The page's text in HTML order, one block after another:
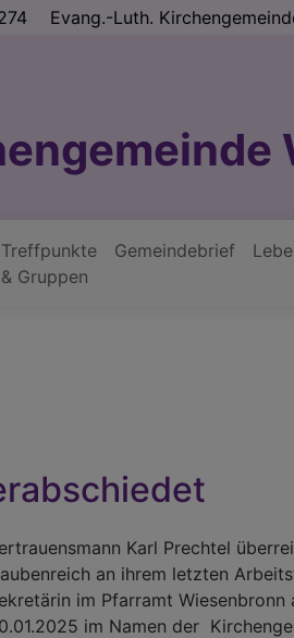
Evang.-Luth.
Treffpunkte
& Gruppen
Gemeindebrief
Karl Prechtel
an ihrem letzten
im Pfarramt Wiesenbronn
im Namen der